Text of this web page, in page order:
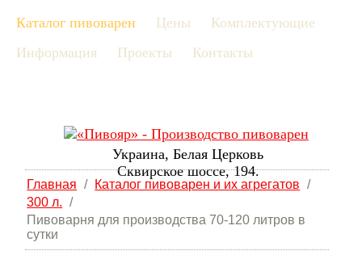
Каталог пивоварен Цены
Комплектующие
Информация
Проекты Контакты
Украина, Белая Церковь
Сквирское шоссе, 194.
Главная / Каталог пивоварен и их агрегатов
/
300 л.
/
Пивоварня для производства 70-120 литров в
сутки